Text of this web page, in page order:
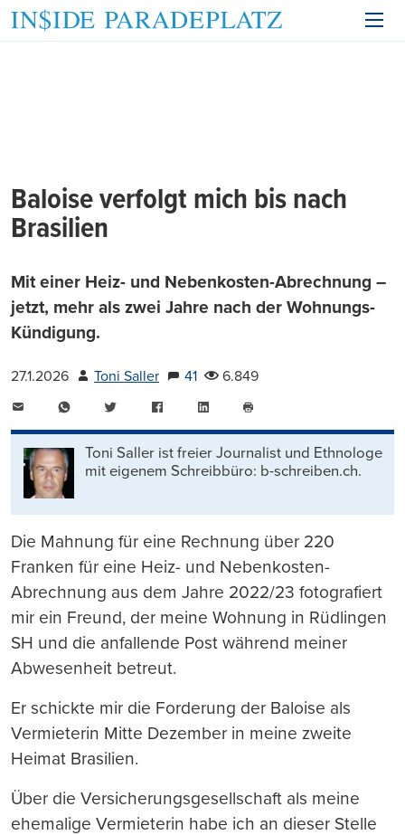
Baloise verfolgt mich bis nach
Brasilien
Mit einer Heiz- und Nebenkosten-Abrechnung –
jetzt, mehr als zwei Jahre nach der Wohnungs-
Kündigung.
27.1.2026 Toni Saller 41
6.849
WhatsAppTwitter FacebookLinkedIn
drucken
Toni Saller ist freier Journalist und Ethnologe
mit eigenem Schreibbüro: b-schreiben.ch.
Die Mahnung für eine Rechnung über 220
Franken für eine Heiz- und Nebenkosten-
Abrechnung aus dem Jahre 2022/23 fotografiert
mir ein Freund, der meine Wohnung in Rüdlingen
SH und die anfallende Post während meiner
Abwesenheit betreut.
Er schickte mir die Forderung der Baloise als
Vermieterin Mitte Dezember in meine zweite
Heimat Brasilien.
Über die Versicherungsgesellschaft als meine
ehemalige Vermieterin habe ich an dieser Stelle